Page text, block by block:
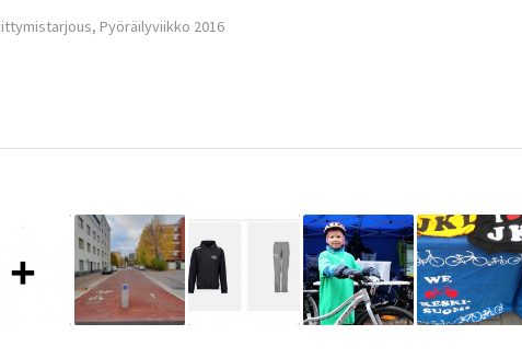
, Pyöräilyviikko 2016